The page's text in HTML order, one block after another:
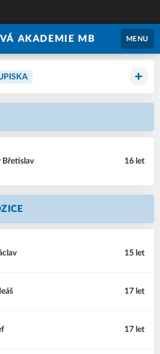
AKADEMIE MB MENU
Břetislav 16 let
15 let
17 let
17 let